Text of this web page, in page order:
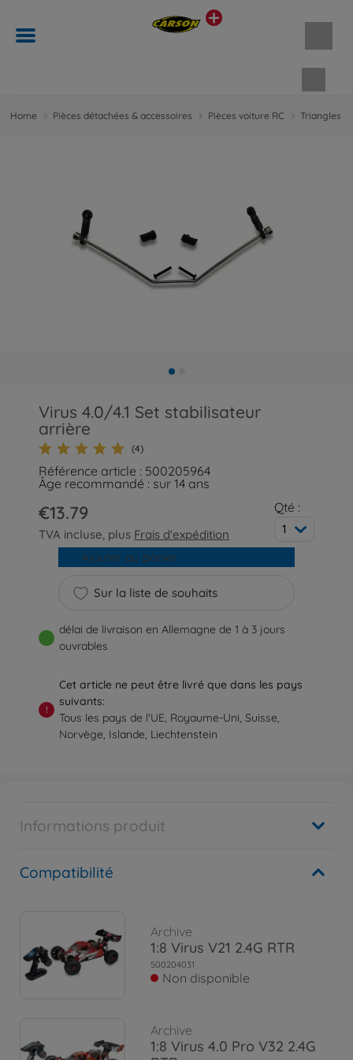
Home Pièces détachées & accessoires Pièces voiture RC Triangles
Virus 4.0/4.1 Set stabilisateur
arrière
(4)
Référence article : 500205964
Âge recommandé : sur 14 ans
€13.79
TVA incluse, plus Frais d'expédition
Qté :
1
Sur la liste de souhaits
Ajouter au panier
délai de livraison en Allemagne de 1 à 3 jours
ouvrables
!
Cet article ne peut être livré que dans les pays
suivants:
Tous les pays de l'UE, Royaume-Uni, Suisse,
Norvège, Islande, Liechtenstein
Informations produit
Compatibilité
Archive
1:8 Virus V21 2.4G RTR
500204031
Non disponible
Archive
1:8 Virus 4.0 Pro V32 2.4G